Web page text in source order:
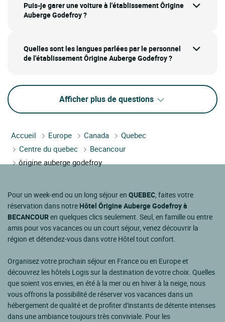
Puis-je garer une voiture à l'établissement Ôrigine
Auberge Godefroy ?
Quelles sont les langues parlées par le personnel
de l'établissement Ôrigine Auberge Godefroy ?
Afficher plus de questions
Accueil Europe Canada
Quebec
Centre du quebec
Becancour
ôrigine auberge godefroy
Pour un week-end ou un long séjour en QUEBEC, faites votre
réservation dans notre Hôtel Ôrigine Auberge Godefroy à
BECANCOURen quelques clics seulement. Seul, en famille ou entre
amis pour vos vacances ou un court séjour, venez découvrir la
région et détendez-vous dans votre Hôtel tout confort.
Organisez votre prochain séjour en France ou en Europe et
découvrez les hôtels Logis sur la destination de votre choix. Quelles
que soient vos envies, en été à la mer ou en hiver à la neige, nous
vous offrons la possibilité de réserver vos vacances dans un
hébergement de qualité et de profiter d'instants de détente intenses
dans une ambiance toujours très conviviale. Pour les